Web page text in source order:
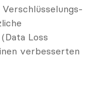
Loss
verbesserten